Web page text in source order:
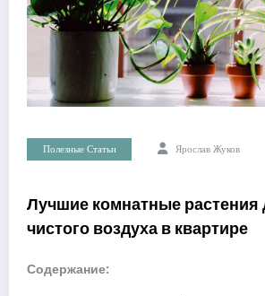
Полезные Статьи Ярослав Жуков
Лучшие комнатные растения
чистого воздуха в квартире
Содержание: